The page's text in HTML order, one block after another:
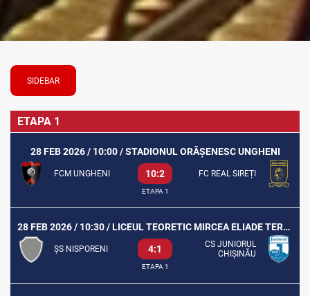
SIDEBAR
ETAPA 1
28 FEB 2026 / 10:00 / STADIONUL ORĂȘENESC UNGHENI
FCM UNGHENI 10:2 FC REAL SIREȚI
ETAPA 1
28 FEB 2026 / 10:30 / LICEUL TEORETIC MIRCEA ELIADE TEREN SINTETIC
ȘS NISPORENI 4:1
CS JUNIORUL
CHIȘINĂU
ETAPA 1